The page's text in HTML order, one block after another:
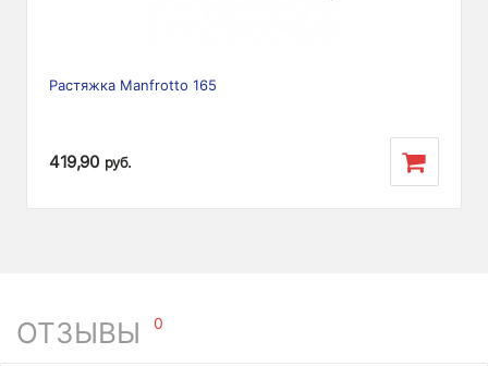
Растяжка Manfrotto 165
419,90 руб.
ОТЗЫВЫ 0